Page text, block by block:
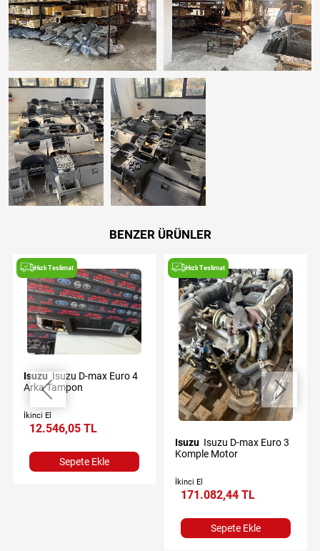
BENZER ÜRÜNLER
Hızlı Teslimat
Isuzu
Arka Tampon
İkinci El
12.546,05 TL
Sepete Ekle
Hızlı Teslimat
Isuzu
Komple Motor
İkinci El
171.082,44 TL
Sepete Ekle